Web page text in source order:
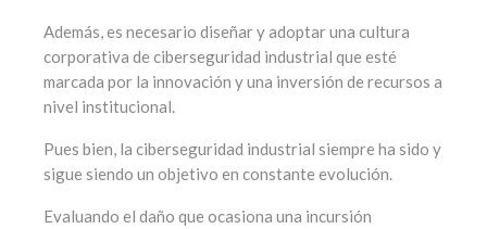
Además, es necesario diseñar y adoptar una cultura
corporativa de ciberseguridad industrial que esté
marcada por la innovación y una inversión de recursos a
nivel institucional.
Pues bien, la ciberseguridad industrial siempre ha sido y
sigue siendo un objetivo en constante evolución.
Evaluando el daño que ocasiona una incursión